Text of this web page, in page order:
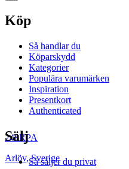
248RPA
Arlöv,Sverige
Köp
Så handlar du
Köparskydd
Kategorier
Populära varumärken
Inspiration
Presentkort
Authenticated
Sälj
Så säljer du privat